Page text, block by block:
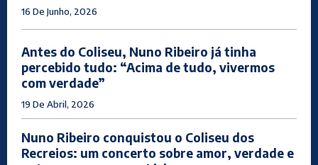
16 De Junho, 2026
Antes do Coliseu, Nuno Ribeiro já tinha
percebido tudo: “Acima de tudo, vivermos
com verdade”
19 De Abril, 2026
Nuno Ribeiro conquistou o Coliseu dos
Recreios: um concerto sobre amor, verdade e